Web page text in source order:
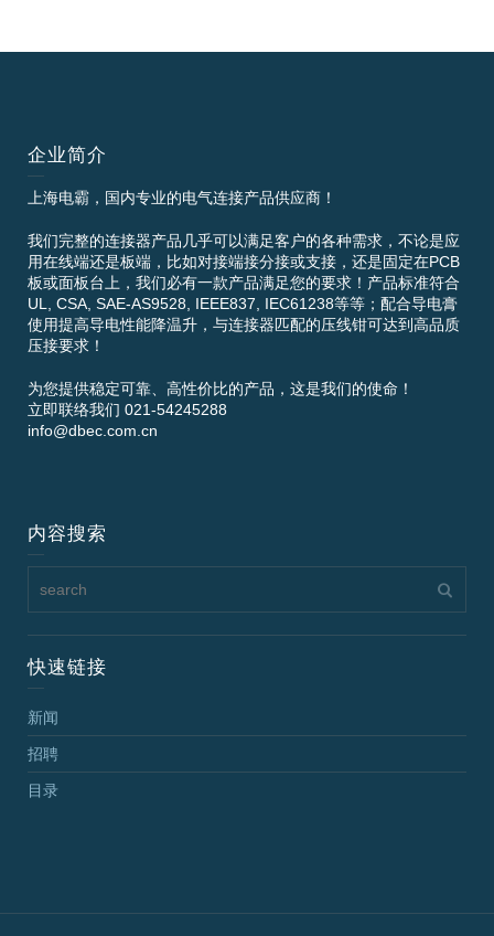
企业简介
上海电霸，国内专业的电气连接产品供应商！
我们完整的连接器产品几乎可以满足客户的各种需求，不论是应
用在线端还是板端，比如对接端接分接或支接，还是固定在PCB
板或面板台上，我们必有一款产品满足您的要求！产品标准符合
UL, CSA, SAE-AS9528, IEEE837, IEC61238等等；配合导电膏
使用提高导电性能降温升，与连接器匹配的压线钳可达到高品质
压接要求！
为您提供稳定可靠、高性价比的产品，这是我们的使命！
立即联络我们 021-54245288
info@dbec.com.cn
内容搜索
快速链接
新闻
招聘
目录